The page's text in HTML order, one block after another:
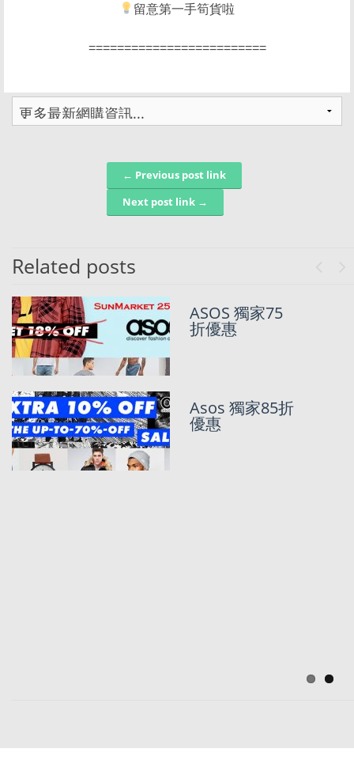
留意第一手筍貨啦
=========================
Post navigation← Previous post link
Next post link →
Related posts
Nike?Adidas?
A&F? Asos 罕
有全網75折優
ASOS 限時9
折，Adidas，
Tommy低至3
ASOS 獨家75
折優惠
Asos 獨家85折
優惠